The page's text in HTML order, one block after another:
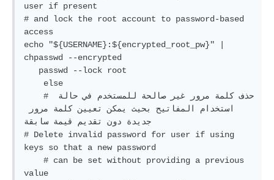
user if present
# and lock the root account to password-based
access
echo
"${USERNAME} :${encrypted_root_pw}"
chpasswd --encrypted
else
# حذف كلمة مرور غير صالحة للمستخدم في حالة
جديدة دون تقديم قيمة سابقة
# Delete invalid password for user if using
keys so that a new password
# can be set without providing a previous
value